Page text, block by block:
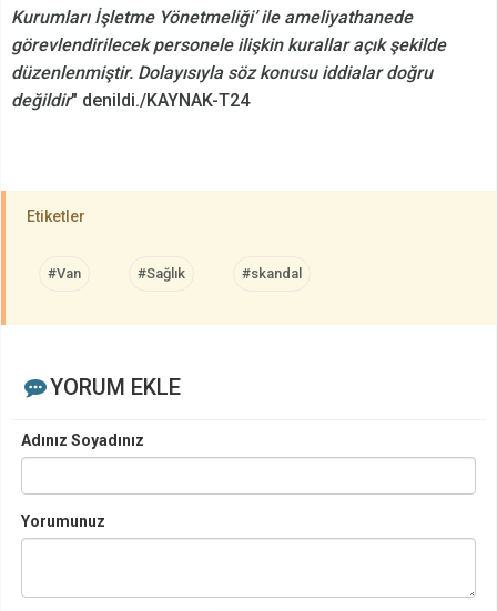
Kurumları İşletme Yönetmeliği’ ile ameliyathanede
görevlendirilecek personele ilişkin kurallar açık şekilde
düzenlenmiştir. Dolayısıyla söz konusu iddialar doğru
değildir" denildi./KAYNAK-T24
Etiketler
#Van #Sağlık #skandal
YORUM EKLE
Adınız Soyadınız
Yorumunuz